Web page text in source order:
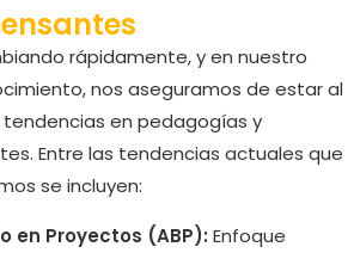
rápidamente, y en nuestro
nos aseguramos de estar al
en pedagogías y
Entre las tendencias actuales que
se incluyen:
en Proyectos (ABP): Enfoque